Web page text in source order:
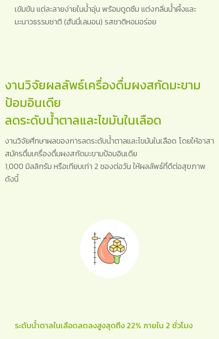
เข้มข้น แต่ละลายง่ายในน้ำอุ่น พร้อมดูดซึม แต่งกลิ่นน้ำผึ้งและ
มะนาวธรรมชาติ (ฮันนี่เลมอน) รสชาติหอมอร่อย
งานวิจัยผลลัพธ์เครื่องดื่มผงสกัดมะขาม
ป้อมอินเดีย
ลดระดับน้ำตาลและไขมันในเลือด
งานวิจัยศึกษาผลของการลดระดับน้ำตาลและไขมันในเลือด โดยให้อาสา
สมัครดื่มเครื่องดื่มผงสกัดมะขามป้อมอินเดีย
1,000 มิลลิกรัม หรือเทียบเท่า 2 ซองต่อวัน ให้ผลลัพธ์ที่ดีต่อสุขภาพ
ดังนี้
ระดับน้ำตาลในเลือดลดลงสูงสุดถึง 22% ภายใน 2 ชั่วโมง